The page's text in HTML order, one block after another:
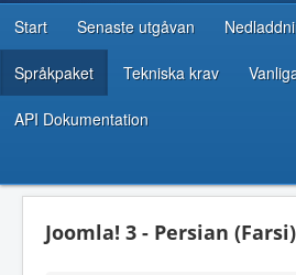
RESURSER FÖR UTVECKLARE
Start Senaste utgåvan
Språkpaket Tekniska krav
API Dokumentation
Joomla! 3 - Persian